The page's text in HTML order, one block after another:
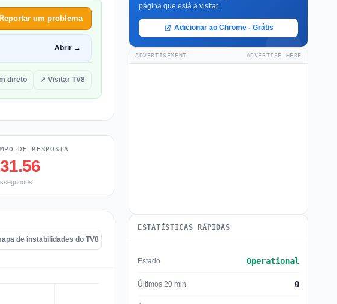
Reportar um problema
Abrir →
direto ↗ Visitar TV8
DE RESPOSTA
de instabilidades do TV8
página que está a visitar.
Adicionar ao Chrome - Grátis
ADVERTISEMENT ADVERTISE HERE
ESTATÍSTICAS RÁPIDAS
Estado Operational
Últimos 20 min. 0